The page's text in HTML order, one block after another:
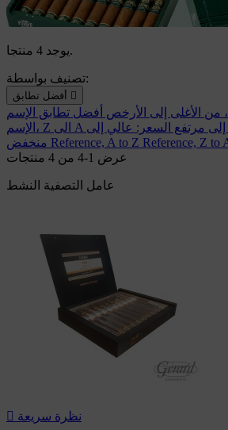
يوجد 4 منتجا.
تصنيف بواسطة:

من الأغلى إلى الأرخص أفضل تطابق
الإسم، Z الى A
مرتفع السعر: عالي إلى
Reference, A to Z Reference, Z to
عرض 1-4 من 4 منتجات
عامل التصفية النشط
 نظرة سريعة